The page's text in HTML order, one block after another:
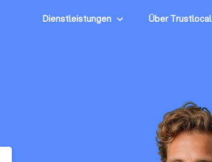
Dienstleistungen Über Trustlocal